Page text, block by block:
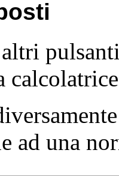
ad una